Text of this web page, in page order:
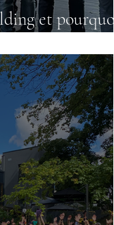
et pourquoi